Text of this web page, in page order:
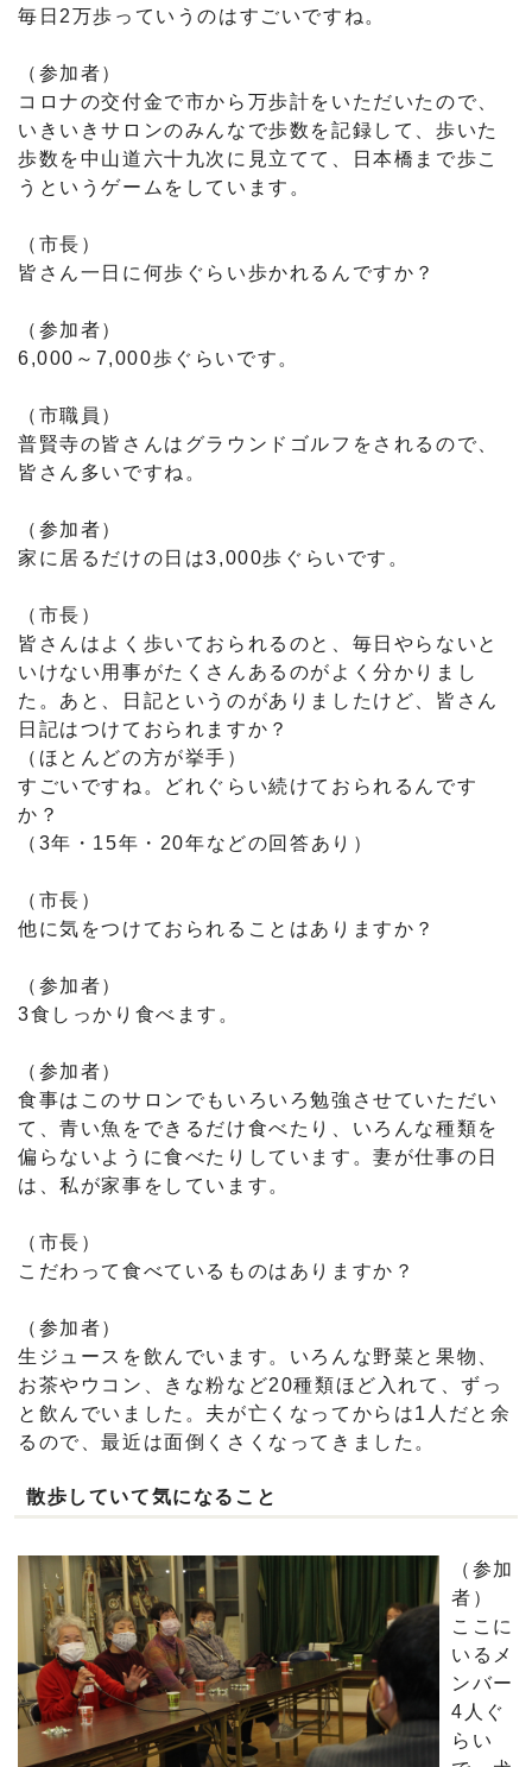
毎日2万歩っていうのはすごいですね。
（参加者）
コロナの交付金で市から万歩計をいただいたので、
いきいきサロンのみんなで歩数を記録して、歩いた
歩数を中山道六十九次に見立てて、日本橋まで歩こ
うというゲームをしています。
（市長）
皆さん一日に何歩ぐらい歩かれるんですか？
（参加者）
6,000～7,000歩ぐらいです。
（市職員）
普賢寺の皆さんはグラウンドゴルフをされるので、
皆さん多いですね。
（参加者）
家に居るだけの日は3,000歩ぐらいです。
（市長）
皆さんはよく歩いておられるのと、毎日やらないと
いけない用事がたくさんあるのがよく分かりまし
た。あと、日記というのがありましたけど、皆さん
日記はつけておられますか？
（ほとんどの方が挙手）
すごいですね。どれぐらい続けておられるんです
か？
（3年・15年・20年などの回答あり）
（市長）
他に気をつけておられることはありますか？
（参加者）
3食しっかり食べます。
（参加者）
食事はこのサロンでもいろいろ勉強させていただい
て、青い魚をできるだけ食べたり、いろんな種類を
偏らないように食べたりしています。妻が仕事の日
は、私が家事をしています。
（市長）
こだわって食べているものはありますか？
（参加者）
生ジュースを飲んでいます。いろんな野菜と果物、
お茶やウコン、きな粉など20種類ほど入れて、ずっ
と飲んでいました。夫が亡くなってからは1人だと余
るので、最近は面倒くさくなってきました。
散歩していて気になること
（参加
者）
ここに
いるメ
ンバー
4人ぐ
らい